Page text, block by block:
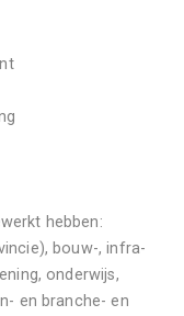
hebben:
bouw-, infra-
onderwijs,
en branche- en